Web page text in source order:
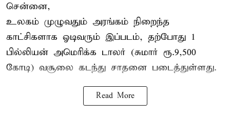
சென்னை,
உலகம் முழுவதும் அரங்கம் நிறைந்த
காட்சிகளாக ஓடிவரும் இப்படம், தற்போது 1
பில்லியன் அமெரிக்க டாலர் (சுமார் ரூ.9,500
கோடி) வசூலை கடந்து சாதனை படைத்துள்ளது.
Read More